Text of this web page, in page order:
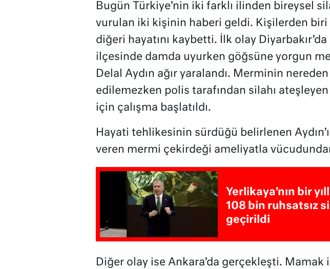
Bugün Türkiye’nin iki farklı ilinden bireysel
vurulan iki kişinin haberi geldi. Kişilerden biri
diğeri hayatını kaybetti. İlk olay
ilçesinde damda uyurken göğsüne yorgun
Delal Aydın ağır yaralandı. Merminin
edilemezken polis tarafından silahı
için çalışma başlatıldı.
Hayati tehlikesinin sürdüğü belirlenen
veren mermi çekirdeği ameliyatla vücudundan
Yerlikaya’nın bir
108 bin ruhsatsız
geçirildi
Diğer olay ise Ankara’da gerçekleşti. Mamak